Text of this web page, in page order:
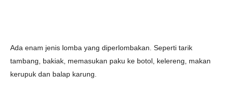
Ada enam jenis lomba yang diperlombakan. Seperti tarik
tambang, bakiak, memasukan paku ke botol, kelereng, makan
kerupuk dan balap karung.